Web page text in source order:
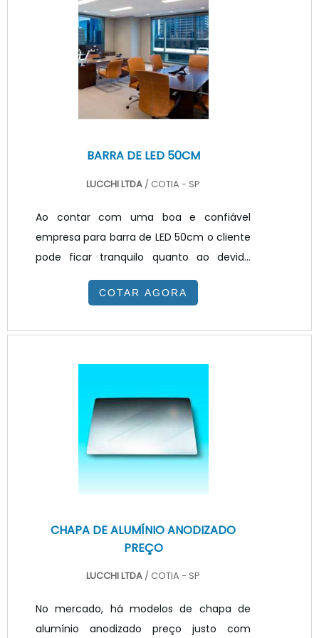
em sua etapa de produção e conta com
certificado de conformidade emitido por
laboratórios europeus reconhecidos em
todo o mundo pela eficiência de seu
trabalho, tais como I.
BARRA DE LED 50CM
LUCCHI LTDA / COTIA - SP
Ao contar com uma boa e confiável
empresa para barra de LED 50cm o cliente
pode ficar tranquilo quanto ao devido
atendimento da sua demanda, pois
seguramente a empresa irá recomendar
reflitam a qualidade da mesma.As
outra vantagem que é o preço, pois a
empresa ideal irá disponibilizar um valor
que seja justo e esteja de acordo com as
expectativas de todos.OPÇÕES DE ALTA
QUALIDADE E DESEMPENHO.
COTAR AGORA
CHAPA DE ALUMÍNIO ANODIZADO
PREÇO
LUCCHI LTDA / COTIA - SP
No mercado, há modelos de chapa de
alumínio anodizado preço justo com